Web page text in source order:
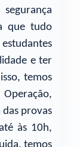
que tudo
e ter
temos
provas
às 10h,